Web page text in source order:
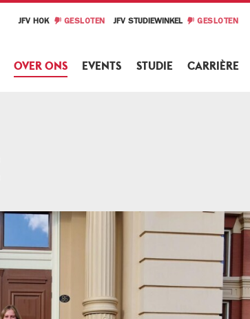
OVER ONS EVENTS STUDIE CARRIÈRE
JFV HOK GESLOTEN JFV STUDIEWINKEL GESLOTEN